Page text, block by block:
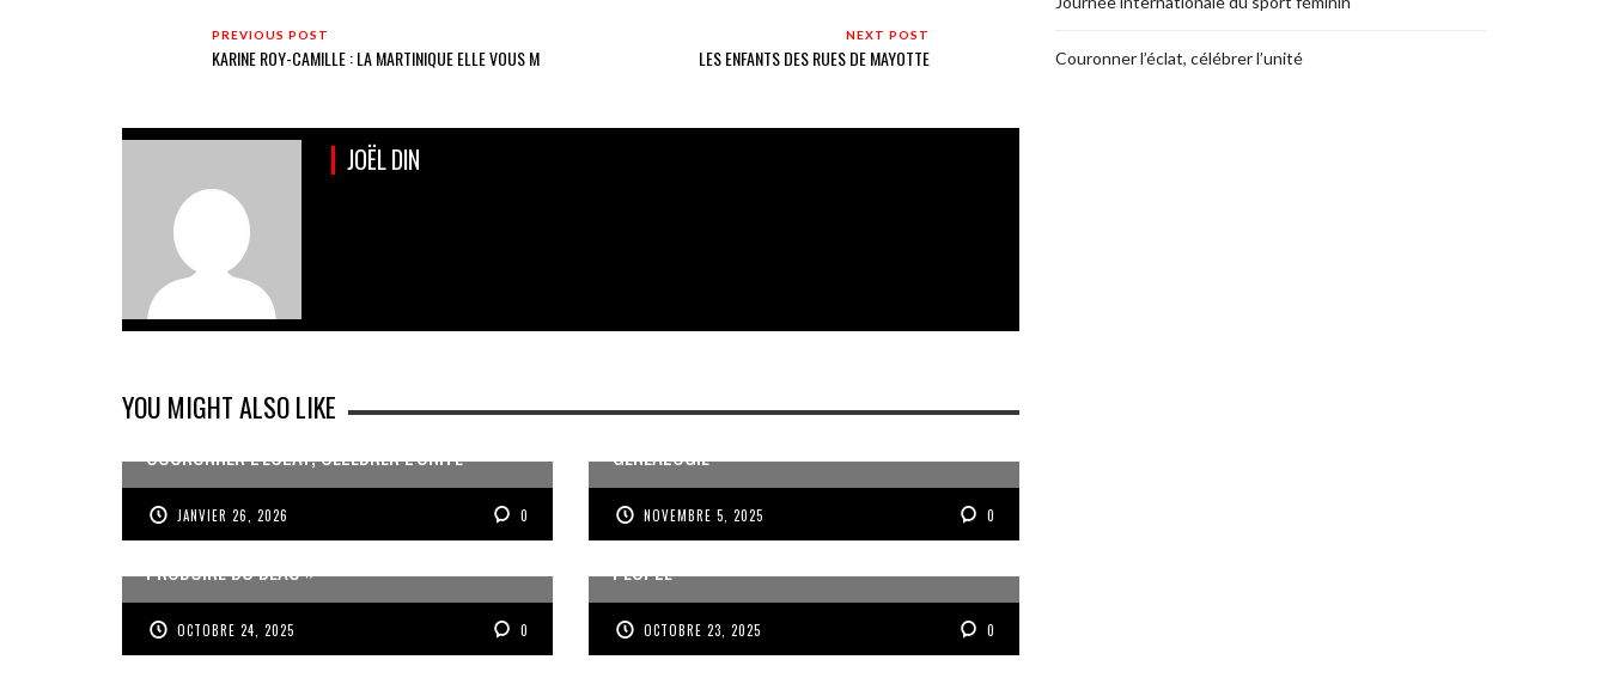
PREVIOUS POST
KARINE ROY-CAMILLE : LA MARTINIQUE ELLE VOUS M
NEXT POST
LES ENFANTS DES RUES DE MAYOTTE
JOËL DIN
YOU MIGHT ALSO LIKE
COURONNER L’ÉCLAT, CÉLÉBRER L’UNITÉ
JANVIER 26, 2026 0
GÉNÉALOGIE
NOVEMBRE 5, 2025 0
JEAN-PIERRE VOLET : « L’OBJECTIF EST DE
PRODUIRE DU BEAU »
OCTOBRE 24, 2025 0
VOIX DES ONDES, VOIX DES YOLES, VOIX D’UN
PEUPLE
OCTOBRE 23, 2025 0
Couronner l’éclat, célébrer l’unité